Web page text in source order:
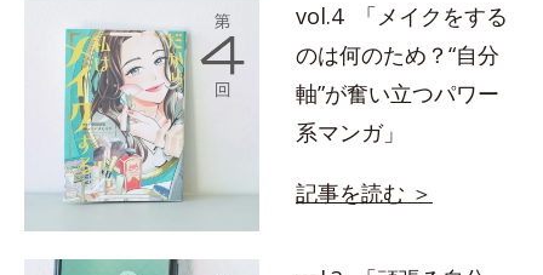
vol.4 「メイクをする
のは何のため？“自分
軸”が奮い立つパワー
系マンガ」
記事を読む ＞